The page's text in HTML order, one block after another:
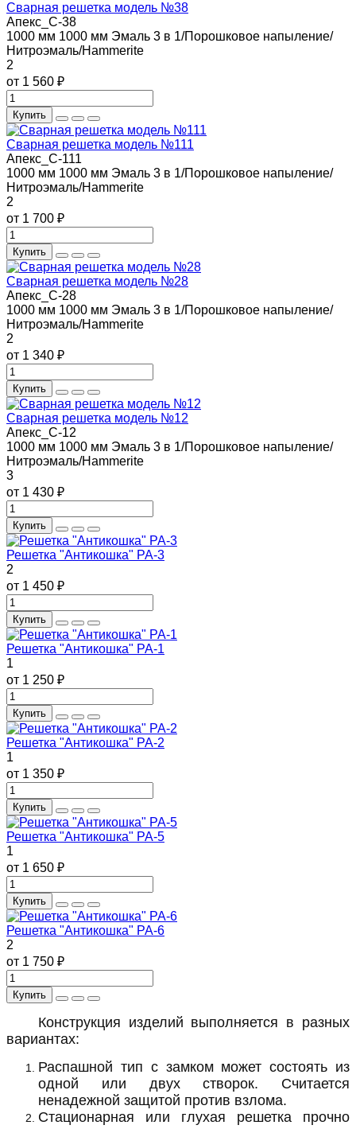
Сварная решетка модель №38
Апекс_С-38
1000 мм 1000 мм Эмаль 3 в 1/Порошковое напыление/
Нитроэмаль/Hammerite
2
от 1 560 ₽
Купить
Сварная решетка модель №111
Апекс_С-111
1000 мм 1000 мм Эмаль 3 в 1/Порошковое напыление/
Нитроэмаль/Hammerite
2
от 1 700 ₽
Купить
Сварная решетка модель №28
Апекс_С-28
1000 мм 1000 мм Эмаль 3 в 1/Порошковое напыление/
Нитроэмаль/Hammerite
2
от 1 340 ₽
Купить
Сварная решетка модель №12
Апекс_С-12
1000 мм 1000 мм Эмаль 3 в 1/Порошковое напыление/
Нитроэмаль/Hammerite
3
от 1 430 ₽
Купить
Решетка "Антикошка" РА-3
2
от 1 450 ₽
Купить
Решетка "Антикошка" РА-1
1
от 1 250 ₽
Купить
Решетка "Антикошка" РА-2
1
от 1 350 ₽
Купить
Решетка "Антикошка" РА-5
1
от 1 650 ₽
Купить
Решетка "Антикошка" РА-6
2
от 1 750 ₽
Купить
Конструкция изделий выполняется в разных
вариантах:
Распашной тип с замком может состоять из
одной или двух створок. Считается
ненадежной защитой против взлома.
Стационарная или глухая решетка прочно